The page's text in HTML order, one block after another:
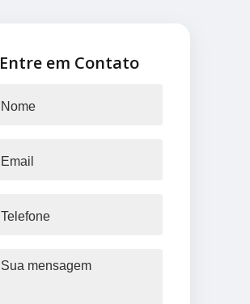
Entre em Contato